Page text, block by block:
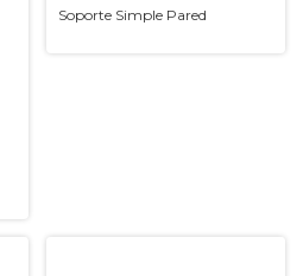
Soporte Simple Pared